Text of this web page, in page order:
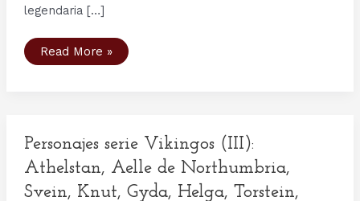
legendaria […]
Historias
románticas
Read More »
Personajes serie Vikingos (III):
Athelstan, Aelle de Northumbria,
Svein, Knut, Gyda, Helga, Torstein,